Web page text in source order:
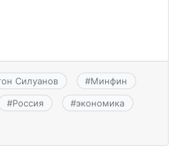
Силуанов #Минфин
#Россия #экономика